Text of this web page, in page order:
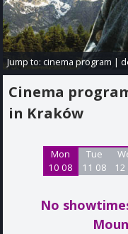
Jump to:cinema program |
Cinema
in Kraków
Mon
10 08
Tue
11 08
No